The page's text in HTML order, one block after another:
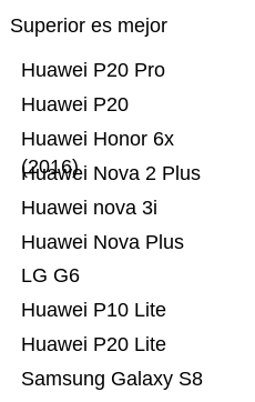
Superior es mejor
Samsung Galaxy S8
Huawei P20 Lite
Huawei P10 Lite
LG G6
Huawei Nova Plus
Huawei nova 3i
Huawei Nova 2 Plus
Huawei Honor 6x
(2016)
Huawei P20
Huawei P20 Pro